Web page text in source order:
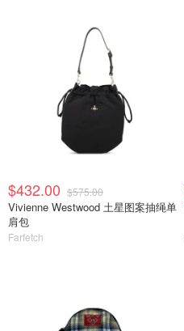
$432.00 $575.00
Vivienne Westwood 土星图案抽绳单
肩包
Farfetch